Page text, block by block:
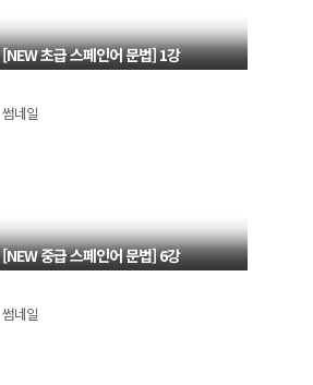
[NEW 초급 스페인어 문법] 1강
[NEW 중급 스페인어 문법] 6강